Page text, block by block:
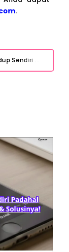
.
Layar iPhone Mendadak Redup Sendiri Padahal Auto-Brightness Mati? Ini Penyebab & Solusinya!
Prabowo Sebut ‘Londo Ireng’, Ray Rangkuti Desak DPR Bersikap, Ini Ulasan Politiknya
MAKI Soroti Penahanan Eks Jampidsus Febrie Adriansyah Tanpa Rompi Pink
Babak Baru Kasus Febrie Adriansyah, Rencana Praperadilan Penyitaan Emas dan Uang Tunai Jadi Sorotan
Baterai Apple Watch Cepat Boros? Ini Penyebab dan Cara Mengatasinya
HP Huawei Cepat Panas? Ini Penyebab Utama dan Cara Mengatasinya